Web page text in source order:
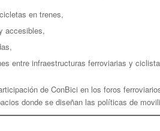
en trenes,
accesibles,
entre infraestructuras ferroviarias y
de ConBici en los foros
donde se diseñan las políticas de